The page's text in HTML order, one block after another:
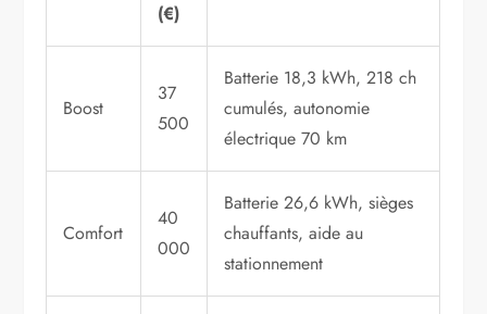
(€)
Boost
37
500
Batterie 18,3 kWh, 218 ch
cumulés, autonomie
électrique 70 km
Comfort
40
000
Batterie 26,6 kWh, sièges
chauffants, aide au
stationnement